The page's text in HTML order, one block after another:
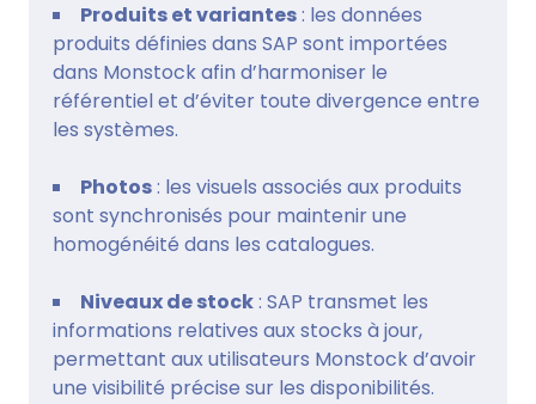
Produits et variantes: les données
produits définies dans SAP sont importées
dans Monstock afin d’harmoniser le
référentiel et d’éviter toute divergence entre
les systèmes.
Photos: les visuels associés aux produits
sont synchronisés pour maintenir une
homogénéité dans les catalogues.
Niveaux de stock: SAP transmet les
informations relatives aux stocks à jour,
permettant aux utilisateurs Monstock d’avoir
une visibilité précise sur les disponibilités.